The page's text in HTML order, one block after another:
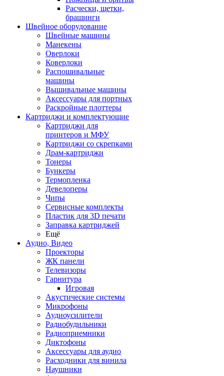
Расчески, щетки,
брашинги
Швейное оборудование
Швейные машины
Манекены
Оверлоки
Коверлоки
Распошивальные
машины
Вышивальные машины
Аксессуары для портных
Раскройные плоттеры
Картриджи и комплектующие
Картриджи для
принтеров и МФУ
Картриджи со скрепками
Драм-картриджи
Тонеры
Бункеры
Термопленка
Девелоперы
Чипы
Сервисные комплекты
Пластик для 3D печати
Заправка картриджей
Ещё
Аудио, Видео
Проекторы
ЖК панели
Телевизоры
Гарнитура
Игровая
Акустические системы
Микрофоны
Аудиоусилители
Радиобудильники
Радиоприемники
Диктофоны
Аксессуары для аудио
Расходники для винила
Наушники